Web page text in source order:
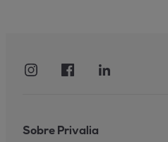
Sobre Privalia